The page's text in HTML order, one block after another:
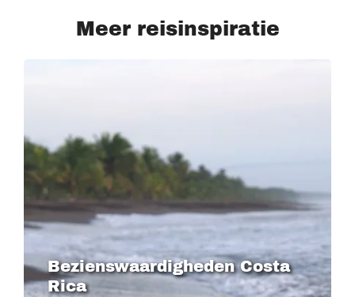
Meer reisinspiratie
Bezienswaardigheden Costa
Rica